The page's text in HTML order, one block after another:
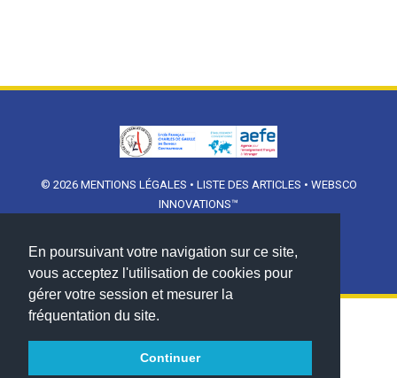
En poursuivant votre navigation sur ce site,
vous acceptez l'utilisation de cookies pour
gérer votre session et mesurer la
fréquentation du site.
Continuer
© 2026 MENTIONS LÉGALES • LISTE DES ARTICLES • WEBSCO
INNOVATIONS™